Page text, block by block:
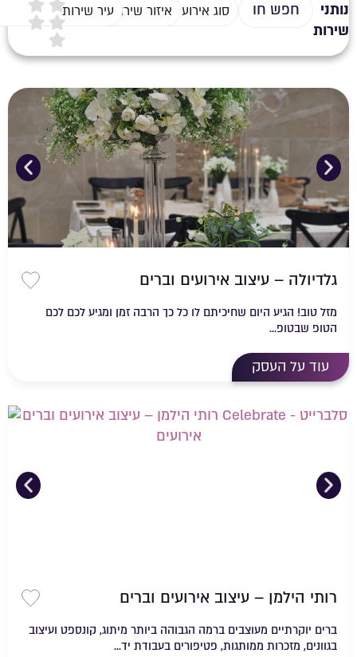
נותני
שירות
סוג אירוע איזור שירותעיר שירות
גלדיולה – עיצוב אירועים וברים
מזל טוב! הגיע היום שחיכיתם לו כל כך הרבה זמן ומגיע לכם לכם
הטופ שבטופ...
עוד על העסק
רותי הילמן – עיצוב אירועים וברים
ברים יוקרתיים מעוצבים ברמה הגבוהה ביותר מיתוג, קונספט ועיצוב
בגוונים, מזכרות ממותגות, פטיפורים בעבודת יד...